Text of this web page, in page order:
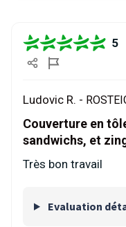
5
Ludovic R. -
Couverture en
sandwichs, et
Très bon travail
Evaluation